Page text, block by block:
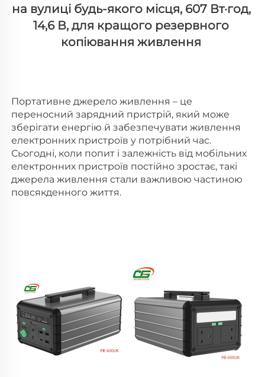
на вулиці будь-якого місця, 607 Вт·год,
14,6 В, для кращого резервного
копіювання живлення
Портативне джерело живлення – це
переносний зарядний пристрій, який може
зберігати енергію й забезпечувати живлення
електронних пристроїв у потрібний час.
Сьогодні, коли попит і залежність від мобільних
електронних пристроїв постійно зростає, такі
джерела живлення стали важливою частиною
повсякденного життя.